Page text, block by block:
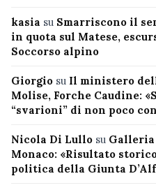
kasia su Smarriscono il
in quota sul Matese,
Soccorso alpino
Giorgio su Il ministero
Molise, Forche Caudine:
“svarioni” di non poco
Nicola Di Lullo su Galleria
Monaco: «Risultato
politica della Giunta